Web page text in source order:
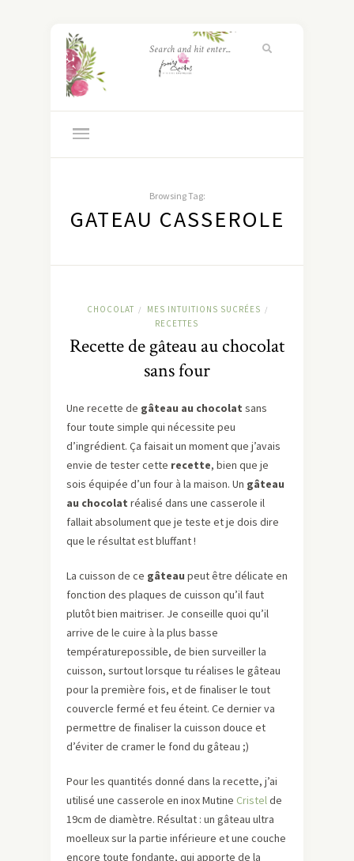
Browsing Tag:
GATEAU CASSEROLE
CHOCOLAT / MES INTUITIONS SUCRÉES /
RECETTES
Recette de gâteau au chocolat
sans four
Une recette de gâteau au chocolat sans
four toute simple qui nécessite peu
d’ingrédient. Ça faisait un moment que j’avais
envie de tester cette recette, bien que je
sois équipée d’un four à la maison. Un gâteau
au chocolat réalisé dans une casserole il
fallait absolument que je teste et je dois dire
que le résultat est bluffant !
La cuisson de ce gâteau peut être délicate en
fonction des plaques de cuisson qu’il faut
plutôt bien maitriser. Je conseille quoi qu’il
arrive de le cuire à la plus basse
températurepossible, de bien surveiller la
cuisson, surtout lorsque tu réalises le gâteau
pour la première fois, et de finaliser le tout
couvercle fermé et feu éteint. Ce dernier va
permettre de finaliser la cuisson douce et
d’éviter de cramer le fond du gâteau ;)
Pour les quantités donné dans la recette, j’ai
utilisé une casserole en inox Mutine Cristelde
19cm de diamètre. Résultat : un gâteau ultra
moelleux sur la partie inférieure et une couche
encore toute fondante, qui apporte de la